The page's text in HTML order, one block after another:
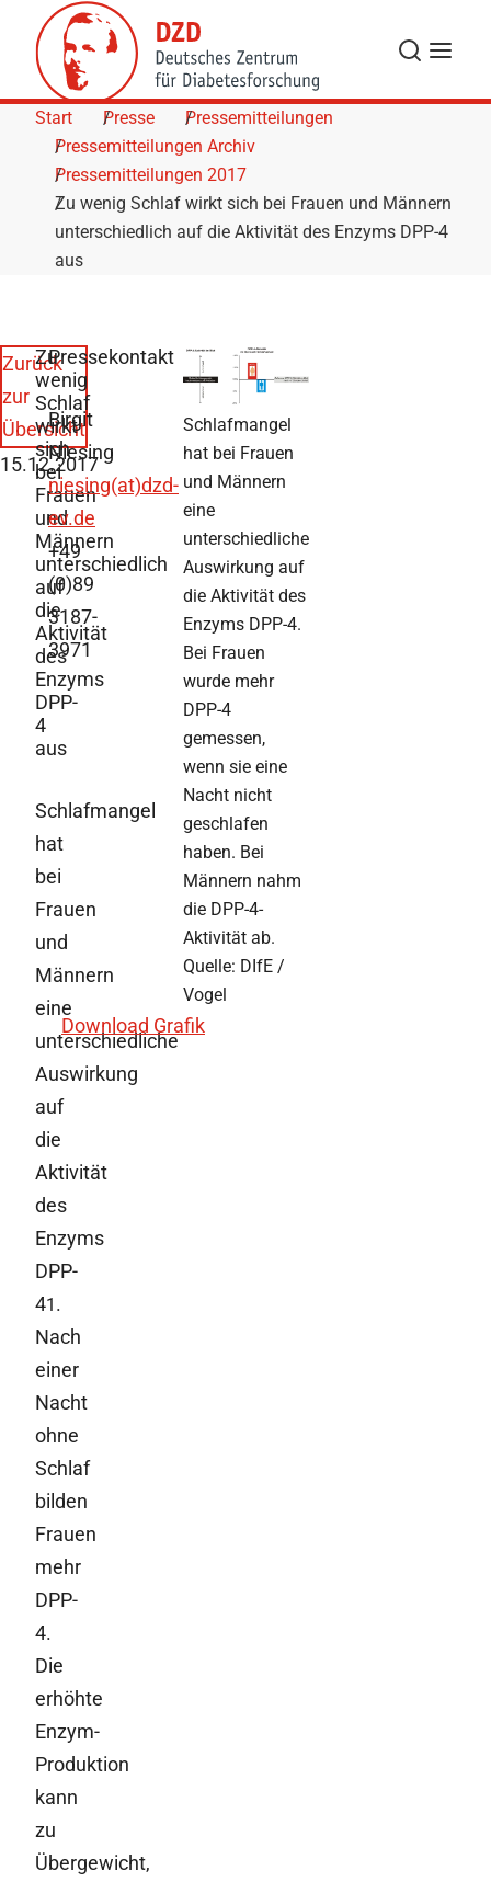
Skip to Content
Suche
Start Presse
Pressemitteilungen
Pressemitteilungen Archiv
Pressemitteilungen 2017
Zu wenig Schlaf wirkt sich bei Frauen und Männern
unterschiedlich auf die Aktivität des Enzyms DPP-4
aus
Zurück
zur
Übersicht
15.12.2017
Zu
wenig
Schlaf
wirkt
sich
bei
Frauen
und
Männern
unterschiedlich
auf
die
Aktivität
des
Enzyms
DPP-
4
aus
Schlafmangel
hat
bei
Frauen
und
Männern
eine
unterschiedliche
Auswirkung
auf
die
Aktivität
des
Enzyms
DPP-
41 .
Nach
einer
Nacht
ohne
Schlaf
bilden
Frauen
mehr
DPP-
4.
Die
erhöhte
Enzym-
Produktion
kann
zu
Übergewicht,
Pressekontakt
Birgit
Niesing
niesing(at)dzd-
ev.de
+49
(0)89
3187-
3971
Download Grafik
Schlafmangel
hat bei Frauen
und Männern
eine
unterschiedliche
Auswirkung auf
die Aktivität des
Enzyms DPP-4.
Bei Frauen
wurde mehr
DPP-4
gemessen,
wenn sie eine
Nacht nicht
geschlafen
haben. Bei
Männern nahm
die DPP-4-
Aktivität ab.
Quelle: DIfE /
Vogel